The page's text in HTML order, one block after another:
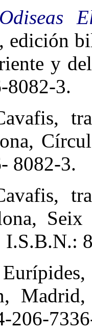
Odiseas
edición
y
8082-3.
8082-3.
I.S.B.N.:
206-